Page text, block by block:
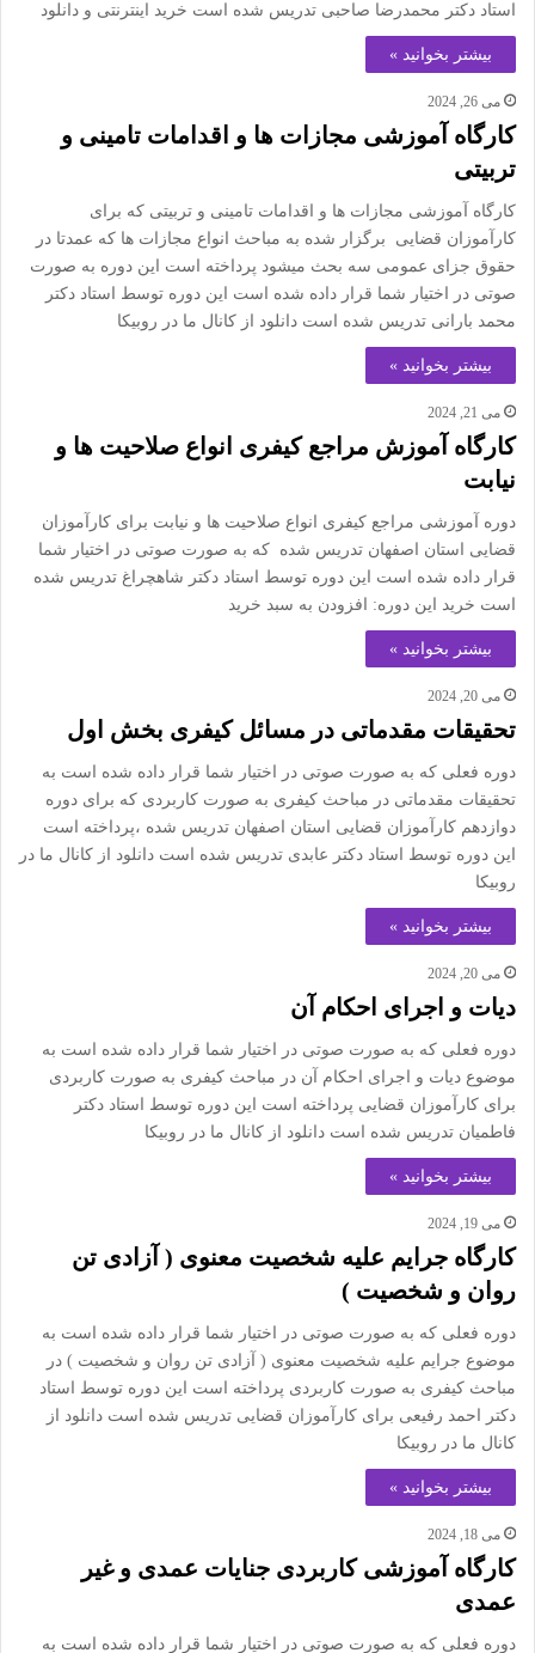
استاد دکتر محمدرضا صاحبی تدریس شده است خرید اینترنتی و دانلود
بیشتر بخوانید »
می 26, 2024
کارگاه آموزشی مجازات ها و اقدامات تامینی و
تربیتی
کارگاه آموزشی مجازات ها و اقدامات تامینی و تربیتی که برای
کارآموزان قضایی برگزار شده به مباحث انواع مجازات ها که عمدتا در
حقوق جزای عمومی سه بحث میشود پرداخته است این دوره به صورت
صوتی در اختیار شما قرار داده شده است این دوره توسط استاد دکتر
محمد بارانی تدریس شده است دانلود از کانال ما در روبیکا
بیشتر بخوانید »
می 21, 2024
کارگاه آموزش مراجع کیفری انواع صلاحیت ها و
نیابت
دوره آموزشی مراجع کیفری انواع صلاحیت ها و نیابت برای کارآموزان
قضایی استان اصفهان تدریس شده که به صورت صوتی در اختیار شما
قرار داده شده است این دوره توسط استاد دکتر شاهچراغ تدریس شده
است خرید این دوره: افزودن به سبد خرید
بیشتر بخوانید »
می 20, 2024
تحقیقات مقدماتی در مسائل کیفری بخش اول
دوره فعلی که به صورت صوتی در اختیار شما قرار داده شده است به
تحقیقات مقدماتی در مباحث کیفری به صورت کاربردی که برای دوره
دوازدهم کارآموزان قضایی استان اصفهان تدریس شده ،پرداخته است
این دوره توسط استاد دکتر عابدی تدریس شده است دانلود از کانال ما در
روبیکا
بیشتر بخوانید »
می 20, 2024
دیات و اجرای احکام آن
دوره فعلی که به صورت صوتی در اختیار شما قرار داده شده است به
موضوع دیات و اجرای احکام آن در مباحث کیفری به صورت کاربردی
برای کارآموزان قضایی پرداخته است این دوره توسط استاد دکتر
فاطمیان تدریس شده است دانلود از کانال ما در روبیکا
بیشتر بخوانید »
می 19, 2024
کارگاه جرایم علیه شخصیت معنوی ( آزادی تن
روان و شخصیت )
دوره فعلی که به صورت صوتی در اختیار شما قرار داده شده است به
موضوع جرایم علیه شخصیت معنوی ( آزادی تن روان و شخصیت ) در
مباحث کیفری به صورت کاربردی پرداخته است این دوره توسط استاد
دکتر احمد رفیعی برای کارآموزان قضایی تدریس شده است دانلود از
کانال ما در روبیکا
بیشتر بخوانید »
می 18, 2024
کارگاه آموزشی کاربردی جنایات عمدی و غیر
عمدی
دوره فعلی که به صورت صوتی در اختیار شما قرار داده شده است به